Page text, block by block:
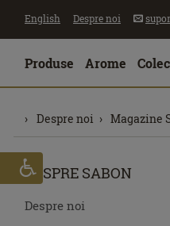
English Despre noi
Produse Arome
Despre noi Magazine
DESPRE SABON
Despre noi